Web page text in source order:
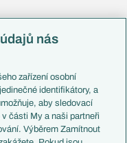
nás
zařízení osobní
identifikátory, a
aby sledovací
části My a naši partneři
Výběrem Zamítnout